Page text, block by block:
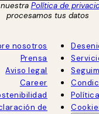
Política de
procesamos tus datos
nosotros
Prensa
Aviso legal
Career
de